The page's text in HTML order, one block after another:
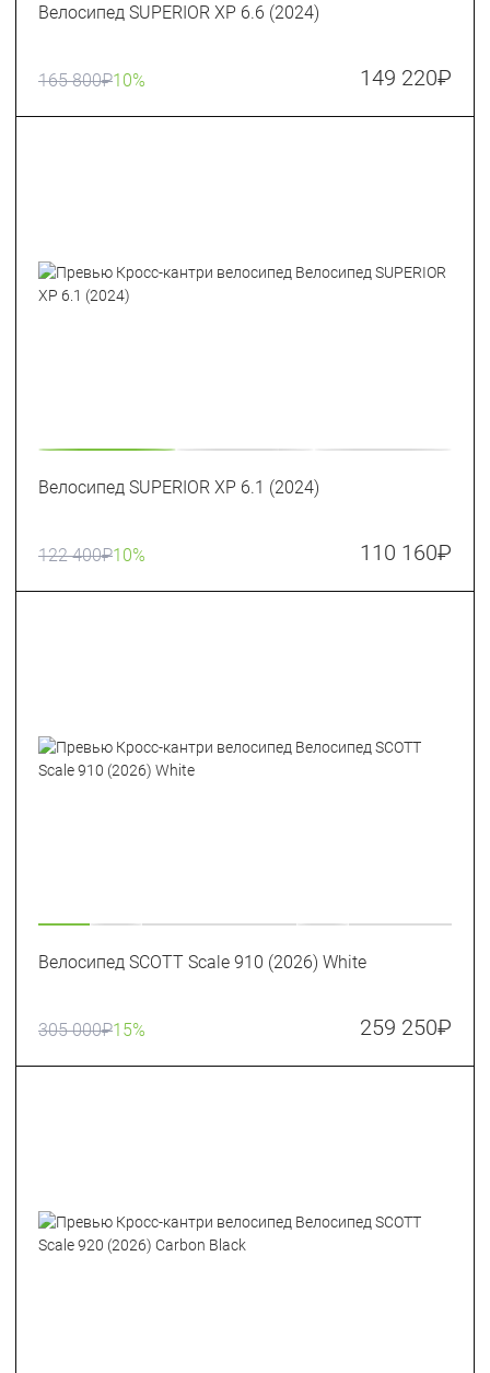
Велосипед SUPERIOR XP 6.6 (2024)
165 800₽10% 149 220₽
Велосипед SUPERIOR XP 6.1 (2024)
122 400₽10% 110 160₽
Велосипед SCOTT Scale 910 (2026) White
305 000₽15% 259 250₽